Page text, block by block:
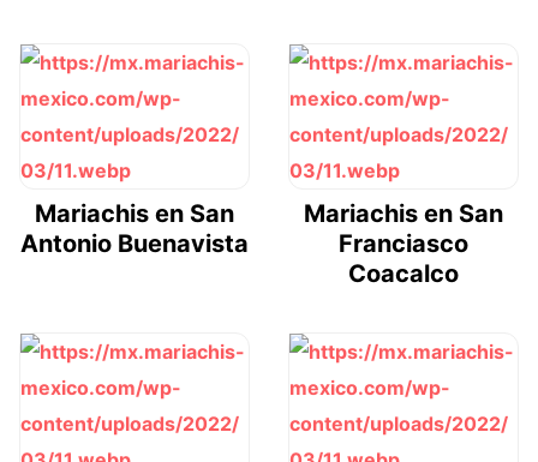
Mariachis en San
Antonio Buenavista
Mariachis en San
Franciasco
Coacalco